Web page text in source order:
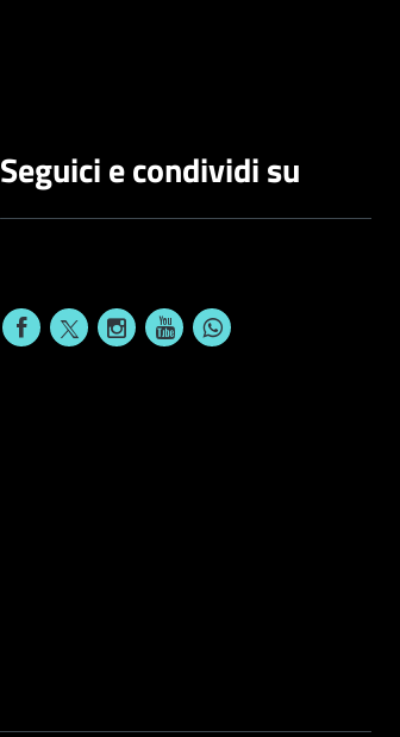
Seguici e condividi su